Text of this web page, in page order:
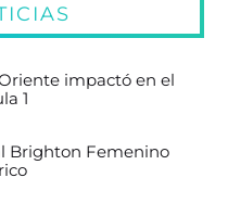
impactó en el
1
Brighton Femenino